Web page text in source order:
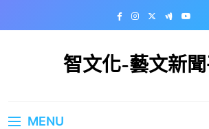
智文化-藝文新
MENU